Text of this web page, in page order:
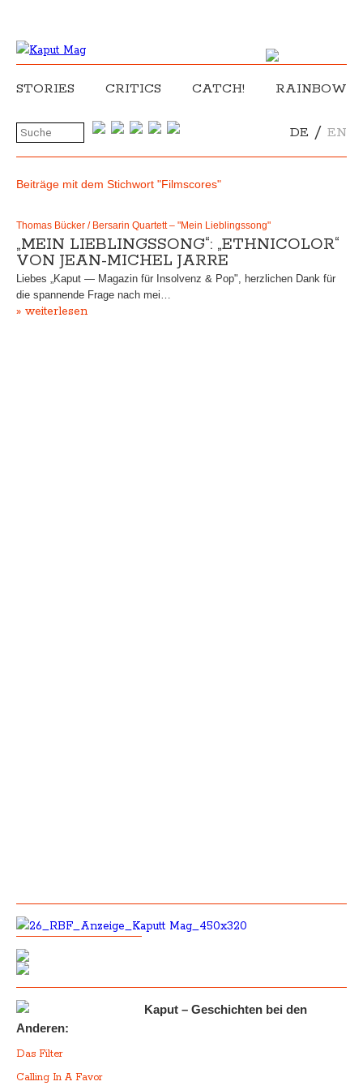
STORIES CRITICS CATCH! RAINBOW
DE / EN
Beiträge mit dem Stichwort "Filmscores"
Thomas Bücker / Bersarin Quartett – "Mein Lieblingssong"
„MEIN LIEBLINGSSONG“: „ETHNICOLOR“
VON JEAN-MICHEL JARRE
Liebes „Kaput — Magazin für Insolvenz & Pop", herzlichen Dank für
die spannende Frage nach mei…
» weiterlesen
Kaput – Geschichten bei den
Anderen:
Das Filter
Calling In A Favor